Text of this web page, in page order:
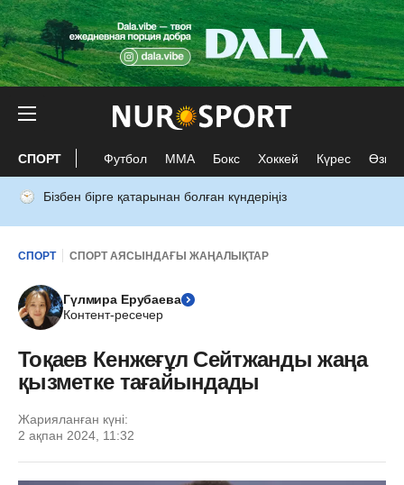
СПОРТ Футбол ММА Бокс Хоккей Күрес Өзге
Бізбен бірге қатарынан болған күндеріңіз
СПОРТ СПОРТ АЯСЫНДАҒЫ ЖАҢАЛЫҚТАР
Гүлмира Ерубаева
Контент-ресечер
Тоқаев Кенжеғұл Сейтжанды жаңа
қызметке тағайындады
Жарияланған күні:
2 ақпан 2024, 11:32